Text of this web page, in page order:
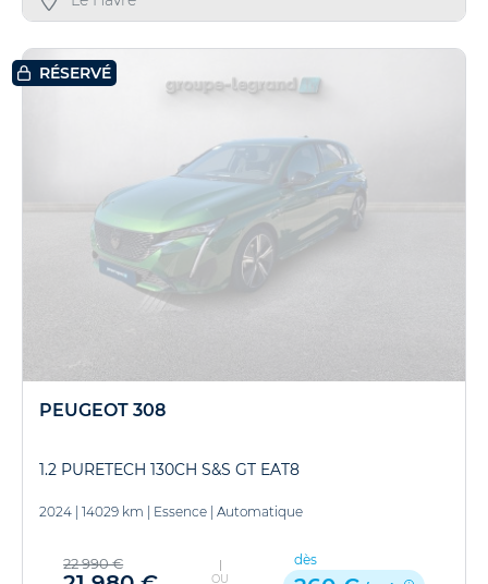
RÉSERVÉ
PEUGEOT 308
1.2 PURETECH 130CH S&S GT EAT8
2024 | 14029 km | Essence | Automatique
22 990 €
OU
dès